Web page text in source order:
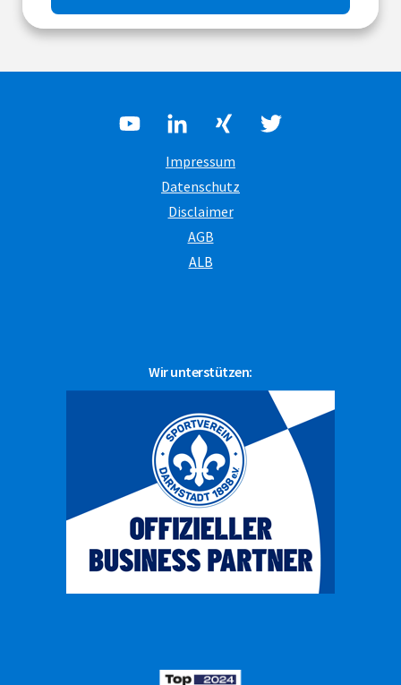
Wir unterstützen:
Impressum
Datenschutz
Disclaimer
AGB
ALB